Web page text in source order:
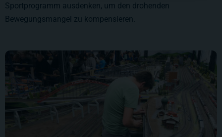
Sportprogramm ausdenken, um den drohenden
Bewegungsmangel zu kompensieren.